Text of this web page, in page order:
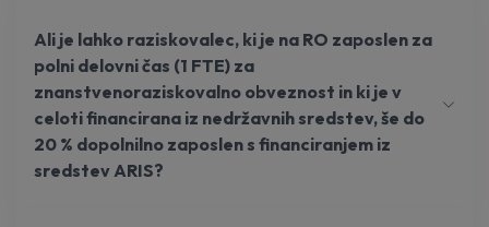
Ali je lahko raziskovalec, ki je na RO zaposlen za
polni delovni čas (1 FTE) za
znanstvenoraziskovalno obveznost in ki je v
celoti financirana iz nedržavnih sredstev, še do
20 % dopolnilno zaposlen s financiranjem iz
sredstev ARIS?